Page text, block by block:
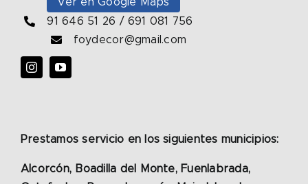
91 646 51 26 / 691 081 756
foydecor@gmail.com
Prestamos servicio en los siguientes municipios:
Alcorcón, Boadilla del Monte, Fuenlabrada,